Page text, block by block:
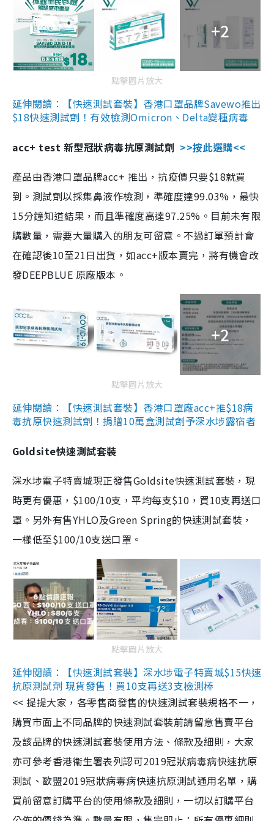
+2
點擊圖片放大
延伸閱讀：【快速測試套裝】香港口罩品牌Savewo推出
$18快速測試劑！有效檢測Omicron、Delta變種病毒
acc+ test 新型冠狀病毒抗原測試劑 >>按此選購<<
產品由香港口罩品牌acc+ 推出，抗疫價只要$18就買
到。測試劑以採集鼻液作檢測，準確度達99.03%，最快
15分鐘知道結果，而且準確度高達97.25%。目前未有限
購數量，需要大量購入的朋友可留意。不過訂單預計會
在確認後10至21日出貨，如acc+版本賣完，將有機會改
發DEEPBLUE 原廠版本。
+2
點擊圖片放大
延伸閱讀：【快速測試套裝】香港口罩廠acc+推$18病
毒抗原快速測試劑！捐贈10萬盒測試劑予深水埗露宿者
Goldsite快速測試套裝
深水埗電子特賣城現正發售Goldsite快速測試套裝，現
時更有優惠，$100/10支，平均每支$10，買10支再送口
罩。另外有售YHLO及Green Spring的快速測試套裝，
一樣低至$100/10支送口罩。
點擊圖片放大
延伸閱讀：【快速測試套裝】深水埗電子特賣城$15快速
抗原測試劑 現貨發售！買10支再送3支檢測棒
<< 提提大家，各零售商發售的快速測試套裝規格不一，
購買市面上不同品牌的快速測試套裝前請留意售賣平台
及該品牌的快速測試套裝使用方法、條款及細則，大家
亦可參考香港衞生署表列認可2019冠狀病毒病快速抗原
測試、歐盟2019冠狀病毒病快速抗原測試通用名單，購
買前留意訂購平台的使用條款及細則，一切以訂購平台